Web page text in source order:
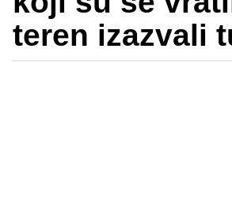
teren izazvali